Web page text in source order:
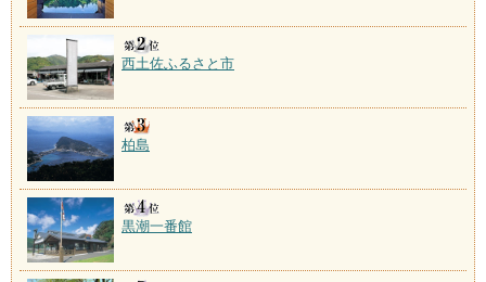
西土佐ふるさと市
柏島
黒潮一番館